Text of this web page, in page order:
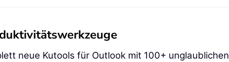
neue Kutools für Outlook mit 100+